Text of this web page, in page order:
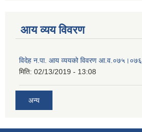
आय व्यय विवरण
विदेह न.पा. आय व्ययको विवरण आ.व.०७५।०७६
मिति: 02/13/2019 - 13:08
अन्य